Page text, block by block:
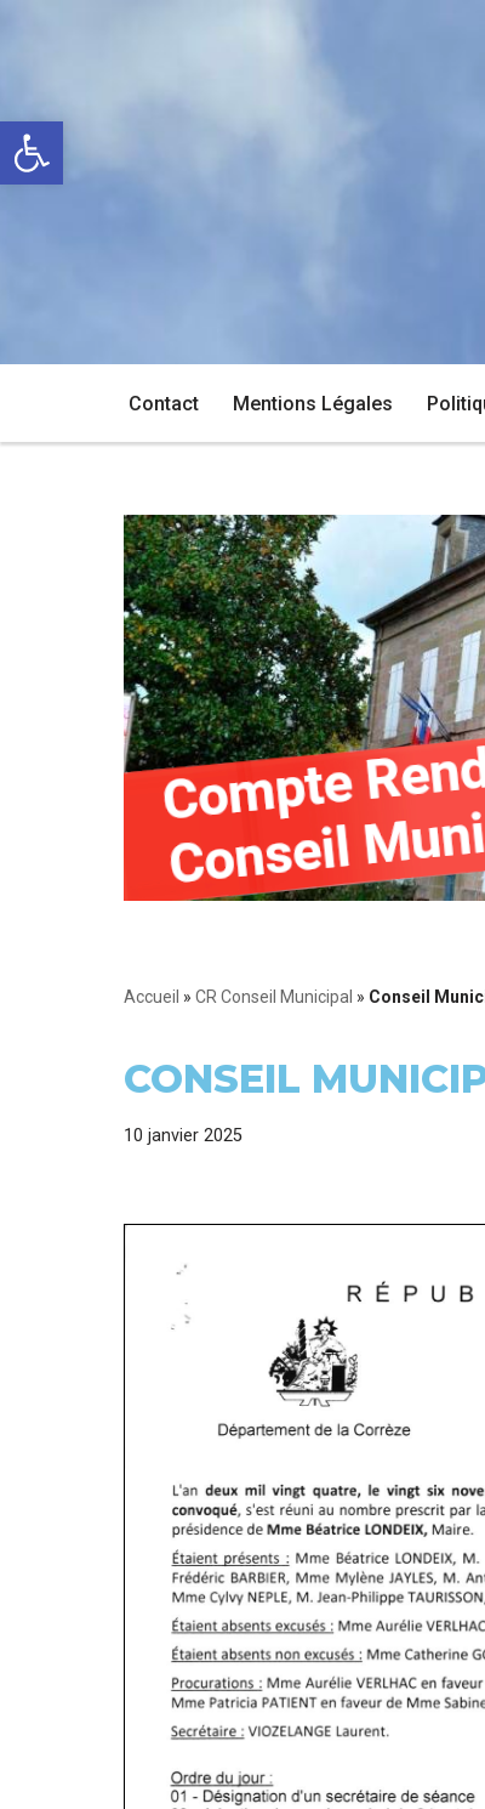
Ouvrir la barre d’outils
contenu
Contact Mentions Légales
Accueil » CR Conseil Municipal » Conseil
CONSEIL
10 janvier 2025